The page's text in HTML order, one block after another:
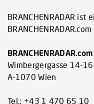
BRANCHENRADAR ist
Wimbergergasse 14-16
A-1070 Wien
Tel.: +43 1 470 65 10